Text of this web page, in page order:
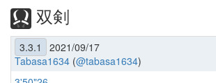
双剣
3.3.1
2021/09/17
Tabasa1634 (@tabasa1634)